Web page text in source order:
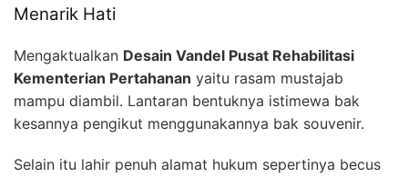
Menarik Hati
Mengaktualkan Desain Vandel Pusat Rehabilitasi
Kementerian Pertahanan yaitu rasam mustajab
mampu diambil. Lantaran bentuknya istimewa bak
kesannya pengikut menggunakannya bak souvenir.
Selain itu lahir penuh alamat hukum sepertinya becus